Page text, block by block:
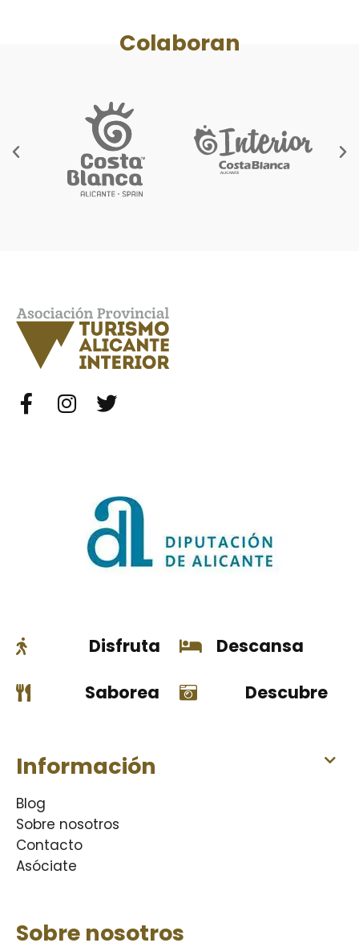
Colaboran
Disfruta
Saborea
Descansa
Descubre
Información
Blog
Sobre nosotros
Contacto
Asóciate
Sobre nosotros